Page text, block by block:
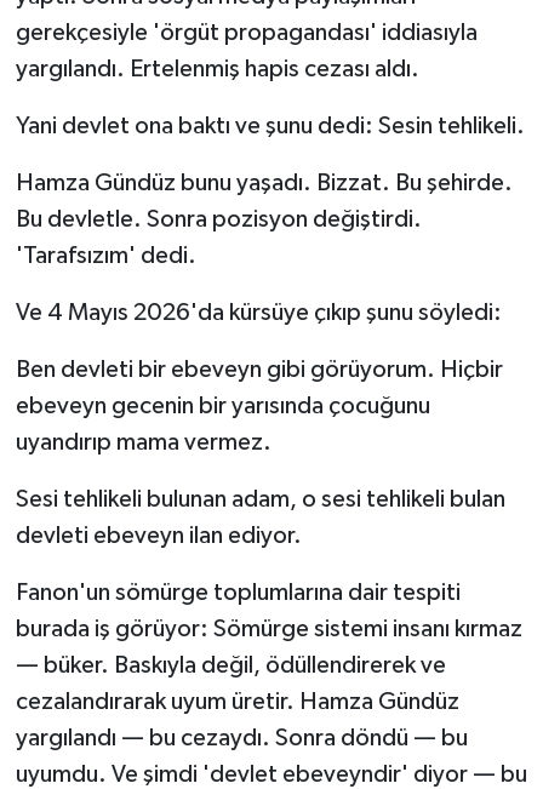
gerekçesiyle 'örgüt propagandası' iddiasıyla
yargılandı. Ertelenmiş hapis cezası aldı.
Yani devlet ona baktı ve şunu dedi: Sesin tehlikeli.
Hamza Gündüz bunu yaşadı. Bizzat. Bu şehirde.
Bu devletle. Sonra pozisyon değiştirdi.
'Tarafsızım' dedi.
Ve 4 Mayıs 2026'da kürsüye çıkıp şunu söyledi:
Ben devleti bir ebeveyn gibi görüyorum. Hiçbir
ebeveyn gecenin bir yarısında çocuğunu
uyandırıp mama vermez.
Sesi tehlikeli bulunan adam, o sesi tehlikeli bulan
devleti ebeveyn ilan ediyor.
Fanon'un sömürge toplumlarına dair tespiti
burada iş görüyor: Sömürge sistemi insanı kırmaz
— büker. Baskıyla değil, ödüllendirerek ve
cezalandırarak uyum üretir. Hamza Gündüz
yargılandı — bu cezaydı. Sonra döndü — bu
uyumdu. Ve şimdi 'devlet ebeveyndir' diyor — bu